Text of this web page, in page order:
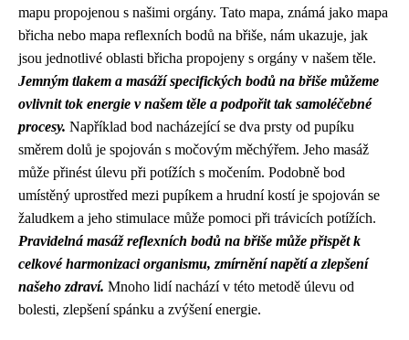
mapu propojenou s našimi orgány. Tato mapa, známá jako mapa
břicha nebo mapa reflexních bodů na břiše, nám ukazuje, jak
jsou jednotlivé oblasti břicha propojeny s orgány v našem těle.
Jemným tlakem a masáží specifických bodů na břiše můžeme
ovlivnit tok energie v našem těle a podpořit tak samoléčebné
procesy. Například bod nacházející se dva prsty od pupíku
směrem dolů je spojován s močovým měchýřem. Jeho masáž
může přinést úlevu při potížích s močením. Podobně bod
umístěný uprostřed mezi pupíkem a hrudní kostí je spojován se
žaludkem a jeho stimulace může pomoci při trávicích potížích.
Pravidelná masáž reflexních bodů na břiše může přispět k
celkové harmonizaci organismu, zmírnění napětí a zlepšení
našeho zdraví. Mnoho lidí nachází v této metodě úlevu od
bolesti, zlepšení spánku a zvýšení energie.